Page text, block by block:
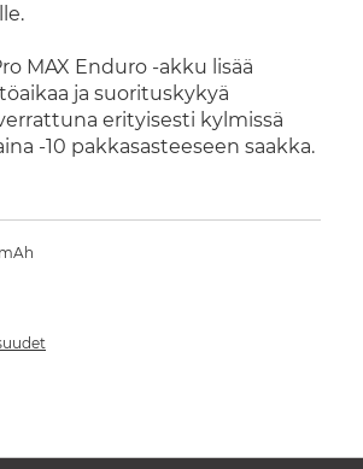
MAX Enduro -akku lisää
ja suorituskykyä
erityisesti kylmissä
-10 pakkasasteeseen saakka.